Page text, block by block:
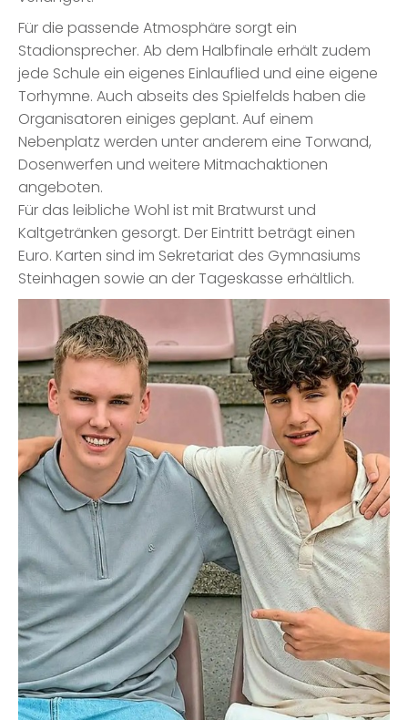
Für die passende Atmosphäre sorgt ein
Stadionsprecher. Ab dem Halbfinale erhält zudem
jede Schule ein eigenes Einlauflied und eine eigene
Torhymne. Auch abseits des Spielfelds haben die
Organisatoren einiges geplant. Auf einem
Nebenplatz werden unter anderem eine Torwand,
Dosenwerfen und weitere Mitmachaktionen
angeboten.
Für das leibliche Wohl ist mit Bratwurst und
Kaltgetränken gesorgt. Der Eintritt beträgt einen
Euro. Karten sind im Sekretariat des Gymnasiums
Steinhagen sowie an der Tageskasse erhältlich.